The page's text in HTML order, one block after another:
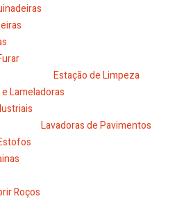
Estação de Limpeza
Lameladoras
Lavadoras de Pavimentos
Roços